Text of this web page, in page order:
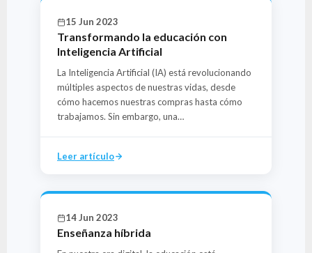
15 Jun 2023
Transformando la educación con
Inteligencia Artificial
La Inteligencia Artificial (IA) está revolucionando
múltiples aspectos de nuestras vidas, desde
cómo hacemos nuestras compras hasta cómo
trabajamos. Sin embargo, una…
Leer artículo
14 Jun 2023
Enseñanza híbrida